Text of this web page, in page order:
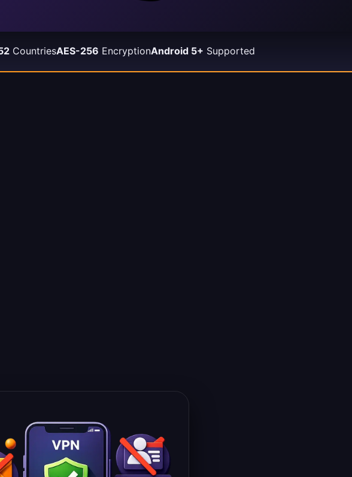
CountriesAES-256 EncryptionAndroid 5+ Supported